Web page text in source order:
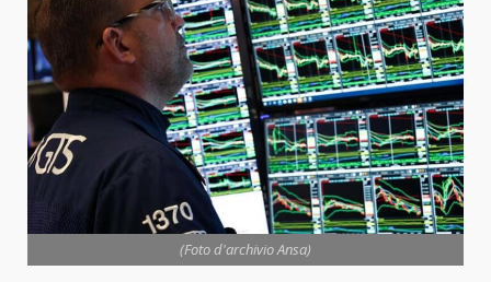
(Foto d'archivio Ansa)